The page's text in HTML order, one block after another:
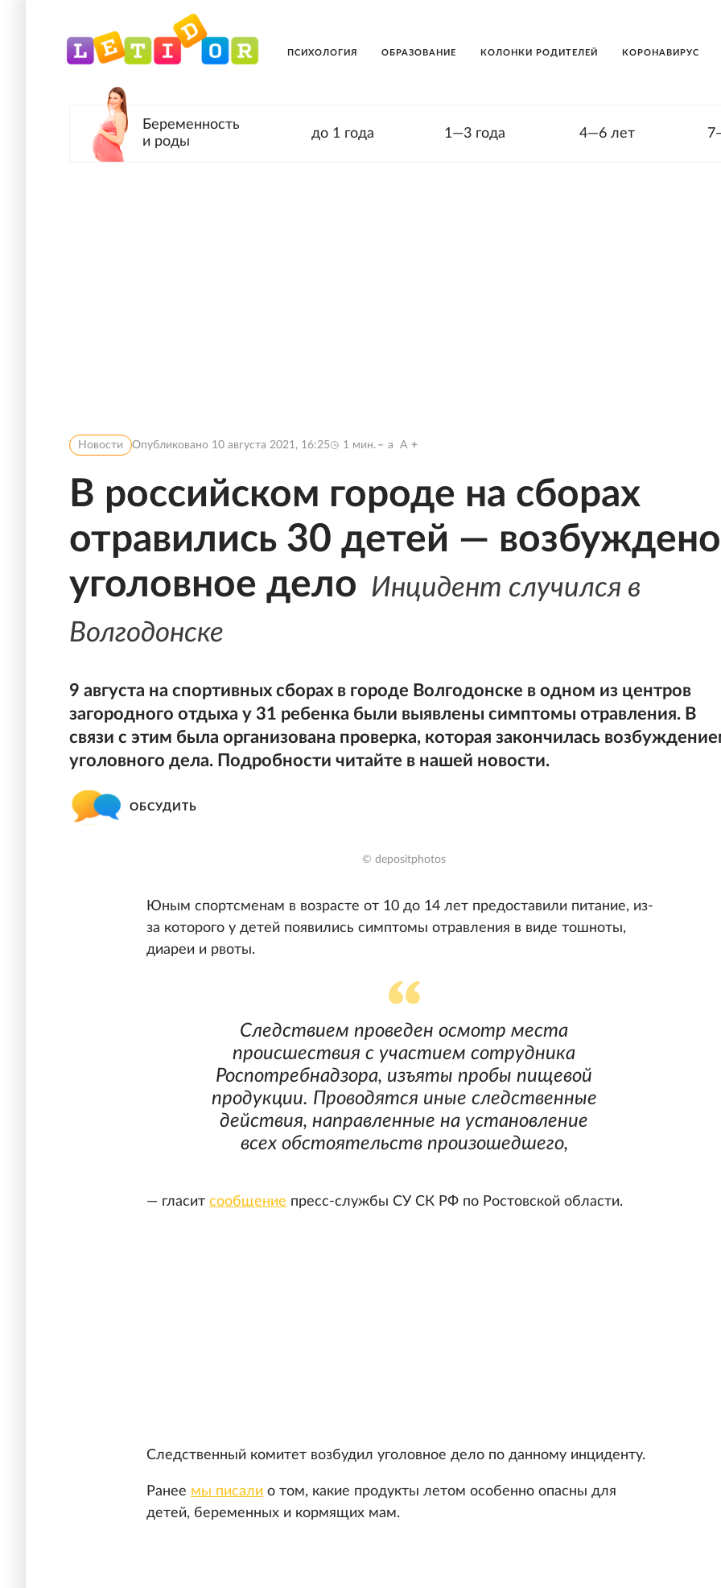
ПСИХОЛОГИЯ ОБРАЗОВАНИЕ КОЛОНКИ РОДИТЕЛЕЙ КОРОНАВИРУС
Беременность
и роды
до 1 года 1—3 года 4—6 лет
Новости Опубликовано 10 августа 2021, 16:25 1 мин. a A
В российском городе на сборах
отравились 30 детей — возбуждено
уголовное дело Инцидент случился в
Волгодонске
9 августа на спортивных сборах в городе Волгодонске в одном из центров
загородного отдыха у 31 ребенка были выявлены симптомы отравления. В
связи с этим была организована проверка, которая закончилась
уголовного дела. Подробности читайте в нашей новости.
ОБСУДИТЬ
© depositphotos
Юным спортсменам в возрасте от 10 до 14 лет предоставили питание, из-
за которого у детей появились симптомы отравления в виде тошноты,
диареи и рвоты.
Следствием проведен осмотр места
происшествия с участием сотрудника
Роспотребнадзора, изъяты пробы пищевой
продукции. Проводятся иные следственные
действия, направленные на установление
всех обстоятельств произошедшего,
— гласит сообщение пресс-службы СУ СК РФ по Ростовской области.
Следственный комитет возбудил уголовное дело по данному инциденту.
Ранее мы писали о том, какие продукты летом особенно опасны для
детей, беременных и кормящих мам.